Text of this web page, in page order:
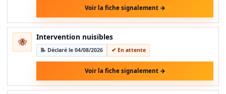
Voir la fiche signalement →
🐝 Intervention nuisibles
📝 Déclaré le 04/08/2026 ✔ En attente
Voir la fiche signalement →